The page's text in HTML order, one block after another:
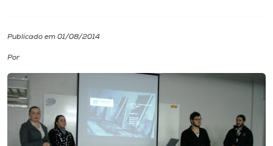
Cultura
CPA
Biblioteca
Publicado em 01/08/2014
Por